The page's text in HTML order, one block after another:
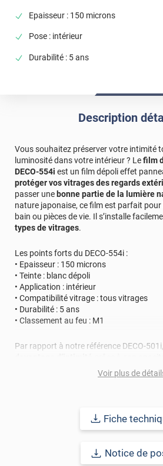
Epaisseur : 150 microns
Pose : intérieur
Durabilité : 5 ans
Description
Vous souhaitez préserver votre intimité
luminosité dans votre intérieur ? Lefilm
DECO-554i est un film dépoli effet
protéger vos vitrages des regards
passer une bonne partie de la lumière
nature japonaise, ce film est parfait pour
bain ou pièces de vie. Il s’installe
types de vitrages.
Les points forts du DECO-554i :
• Epaisseur : 150 microns
• Teinte : blanc dépoli
• Application : intérieur
• Compatibilité vitrage : tous vitrages
• Durabilité : 5 ans
• Classement au feu : M1
Par rapport à notre référence DECO-
luminosité légèrement réduiteet
Avant la pose, nettoyez bien votre
ni résidus, c’est la clé pour une pose
sa forme pendant des années. Pour
Voir plus de
Fiche
Notice de